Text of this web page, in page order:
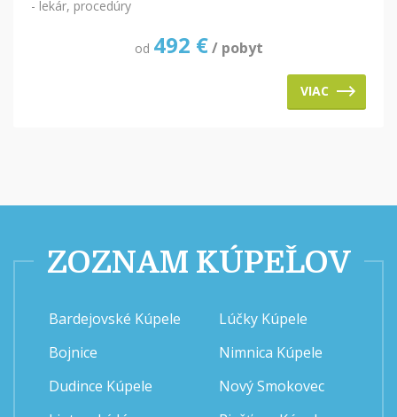
- lekár, procedúry
od 492 € / pobyt
VIAC
ZOZNAM KÚPEĽOV
Bardejovské Kúpele
Bojnice
Dudince Kúpele
Lúčky Kúpele
Nimnica Kúpele
Nový Smokovec